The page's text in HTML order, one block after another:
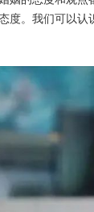
度。我们可以认